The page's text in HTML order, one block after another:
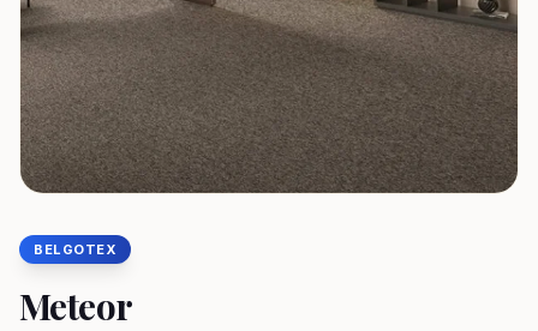
BELGOTEX
Meteor